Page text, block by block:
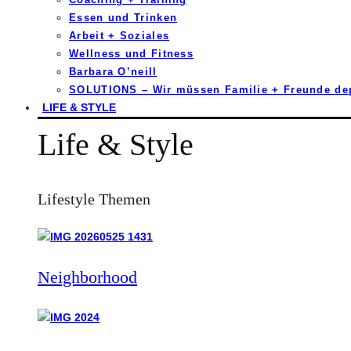
Essen und Trinken
Arbeit + Soziales
Wellness und Fitness
Barbara O’neill
SOLUTIONS – Wir müssen Familie + Freunde
LIFE & STYLE
Life & Style
Lifestyle Themen
Neighborhood